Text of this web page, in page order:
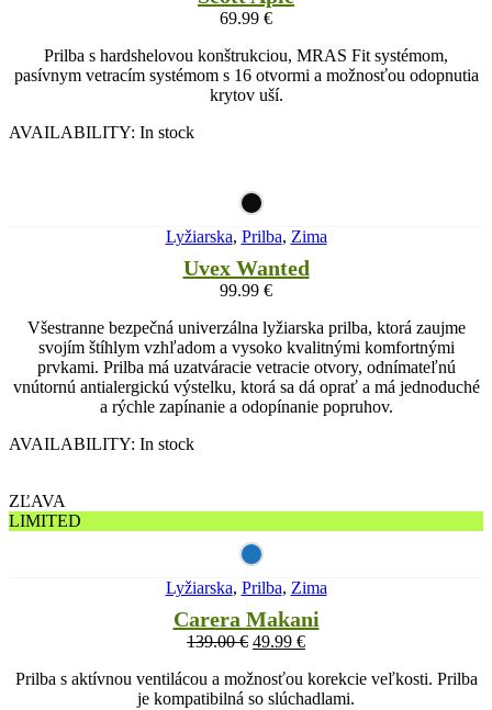
69.99 €
Prilba s hardshelovou konštrukciou, MRAS Fit systémom,
pasívnym vetracím systémom s 16 otvormi a možnosťou odopnutia
krytov uší.
AVAILABILITY: In stock
Lyžiarska, Prilba, Zima
Uvex Wanted
99.99 €
Všestranne bezpečná univerzálna lyžiarska prilba, ktorá zaujme
svojím štíhlym vzhľadom a vysoko kvalitnými komfortnými
prvkami. Prilba má uzatváracie vetracie otvory, odnímateľnú
vnútornú antialergickú výstelku, ktorá sa dá oprať a má jednoduché
a rýchle zapínanie a odopínanie popruhov.
AVAILABILITY: In stock
ZĽAVA
LIMITED
Lyžiarska, Prilba, Zima
Carera Makani
139.00€ 49.99 €
Prilba s aktívnou ventilácou a možnosťou korekcie veľkosti. Prilba
je kompatibilná so slúchadlami.